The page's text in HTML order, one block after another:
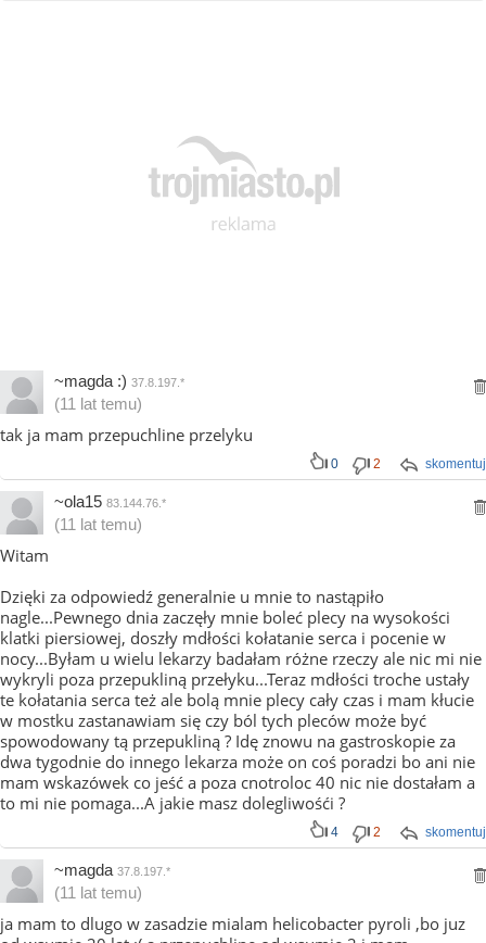
~magda :) 37.8.197.*
(11 lat temu)
tak ja mam przepuchline przelyku
skomentuj
0 2
~ola15 83.144.76.*
(11 lat temu)
Witam
Dzięki za odpowiedź generalnie u mnie to nastąpiło
nagle...Pewnego dnia zaczęły mnie boleć plecy na wysokości
klatki piersiowej, doszły mdłości kołatanie serca i pocenie w
nocy...Byłam u wielu lekarzy badałam różne rzeczy ale nic mi nie
wykryli poza przepukliną przełyku...Teraz mdłości troche ustały
te kołatania serca też ale bolą mnie plecy cały czas i mam kłucie
w mostku zastanawiam się czy ból tych pleców może być
spowodowany tą przepukliną ? Idę znowu na gastroskopie za
dwa tygodnie do innego lekarza może on coś poradzi bo ani nie
mam wskazówek co jeść a poza cnotroloc 40 nic nie dostałam a
to mi nie pomaga...A jakie masz dolegliwośći ?
skomentuj
4 2
~magda 37.8.197.*
(11 lat temu)
ja mam to dlugo w zasadzie mialam helicobacter pyroli ,bo juz